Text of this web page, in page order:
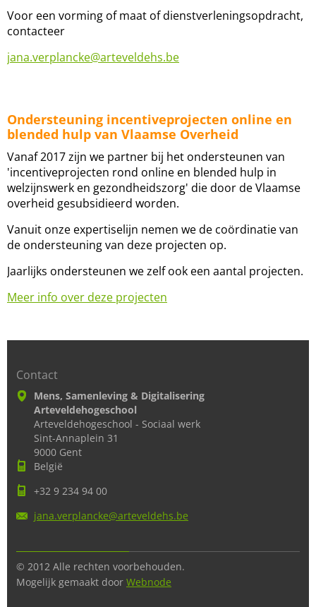
Voor een vorming of maat of dienstverleningsopdracht,
contacteer
jana.verplancke@arteveldehs.be
Ondersteuning incentiveprojecten online en
blended hulp van Vlaamse Overheid
Vanaf 2017 zijn we partner bij het ondersteunen van
'incentiveprojecten rond online en blended hulp in
welzijnswerk en gezondheidszorg' die door de Vlaamse
overheid gesubsidieerd worden.
Vanuit onze expertiselijn nemen we de coördinatie van
de ondersteuning van deze projecten op.
Jaarlijks ondersteunen we zelf ook een aantal projecten.
Meer info over deze projecten
Contact
Mens, Samenleving & Digitalisering
Arteveldehogeschool
Arteveldehogeschool - Sociaal werk
Sint-Annaplein 31
9000 Gent
België
+32 9 234 94 00
jana.verplancke@arteveldehs.be
© 2012 Alle rechten voorbehouden.
Mogelijk gemaakt door Webnode